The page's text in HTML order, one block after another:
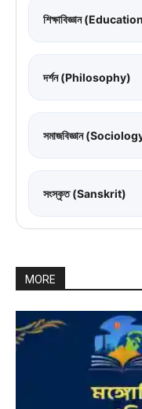
শিক্ষাবিজ্ঞান
দর্শন (Philosophy)
সমাজবিজ্ঞান
সংস্কৃত (Sanskrit)
MORE